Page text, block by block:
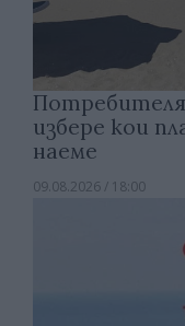
избере кои
наеме
09.08.2026 / 18:00